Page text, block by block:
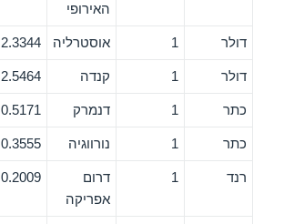
האירופי
דולר 1 אוסטרליה 2.3344
דולר 1 קנדה 2.5464
כתר 1 דנמרק 0.5171
כתר 1 נורווגיה 0.3555
רנד 1
דרום
אפריקה
0.2009